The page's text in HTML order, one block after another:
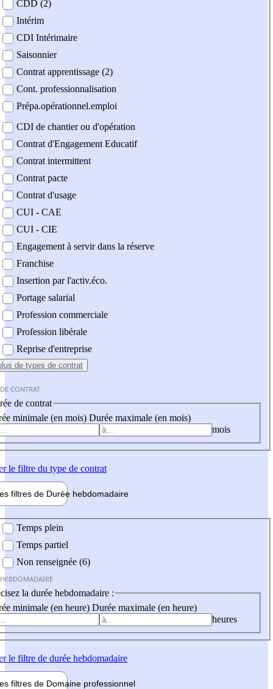
CDD (2)
Intérim
CDI Intérimaire
Saisonnier
Contrat apprentissage (2)
Cont. professionnalisation
Prépa.opérationnel.emploi
CDI de chantier ou d'opération
Contrat d'Engagement Educatif
Contrat intermittent
Contrat pacte
Contrat d'usage
CUI - CAE
CUI - CIE
Engagement à servir dans la réserve
Franchise
Insertion par l'activ.éco.
Portage salarial
Profession commerciale
Profession libérale
Reprise d'entreprise
de types de contrat
CONTRAT
de contrat
minimale (en mois) Durée maximale (en mois)
mois
le filtre du type de contrat
filtres de Durée hebdomadaire
Temps plein
Temps partiel
Non renseignée (6)
la durée hebdomadaire :
minimale (en heure) Durée maximale (en heure)
heures
le filtre de durée hebdomadaire
filtres de Domaine professionnel